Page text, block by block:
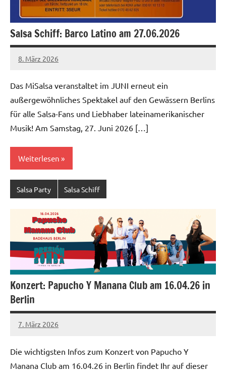
Salsa Schiff: Barco Latino am 27.06.2026
8. März 2026
Salsa-
Redaktion
Das MiSalsa veranstaltet im JUNI erneut ein
außergewöhnliches Spektakel auf den Gewässern Berlins
für alle Salsa-Fans und Liebhaber lateinamerikanischer
Musik! Am Samstag, 27. Juni 2026 […]
Weiterlesen
Salsa Party Salsa Schiff
Konzert: Papucho Y Manana Club am 16.04.26 in
Berlin
7. März 2026
Salsa-
Redaktion
1 Kommentar
Die wichtigsten Infos zum Konzert von Papucho Y
Manana Club am 16.04.26 in Berlin findet Ihr auf dieser